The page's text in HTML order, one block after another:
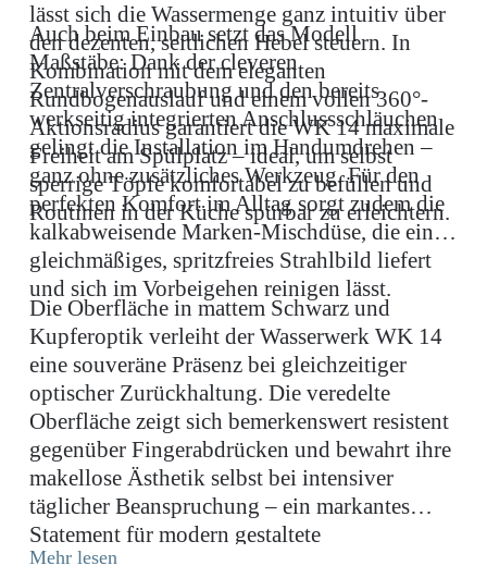
lässt sich die Wassermenge ganz intuitiv über
den dezenten, seitlichen Hebel steuern. In
Kombination mit dem eleganten
Rundbogenauslauf und einem vollen 360°-
Aktionsradius garantiert die WK 14 maximale
Freiheit am Spülplatz – ideal, um selbst
sperrige Töpfe komfortabel zu befüllen und
Routinen in der Küche spürbar zu erleichtern.
Auch beim Einbau setzt das Modell
Maßstäbe: Dank der cleveren
Zentralverschraubung und den bereits
werkseitig integrierten Anschlussschläuchen
gelingt die Installation im Handumdrehen –
ganz ohne zusätzliches Werkzeug. Für den
perfekten Komfort im Alltag sorgt zudem die
kalkabweisende Marken-Mischdüse, die ein
gleichmäßiges, spritzfreies Strahlbild liefert
und sich im Vorbeigehen reinigen lässt.
Die Oberfläche in mattem Schwarz und
Kupferoptik verleiht der Wasserwerk WK 14
eine souveräne Präsenz bei gleichzeitiger
optischer Zurückhaltung. Die veredelte
Oberfläche zeigt sich bemerkenswert resistent
gegenüber Fingerabdrücken und bewahrt ihre
makellose Ästhetik selbst bei intensiver
täglicher Beanspruchung – ein markantes
Statement für modern gestaltete
Küchenbereiche.
Mehr lesen